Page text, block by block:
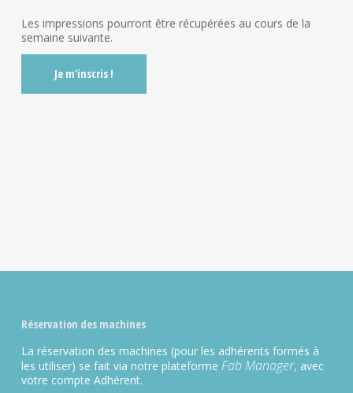
Les impressions pourront être récupérées au cours de la
semaine suivante.
Je m'inscris !
Réservation des machines
La réservation des machines (pour les adhérents formés à
les utiliser) se fait via notre plateforme Fab Manager, avec
votre compte Adhérent.